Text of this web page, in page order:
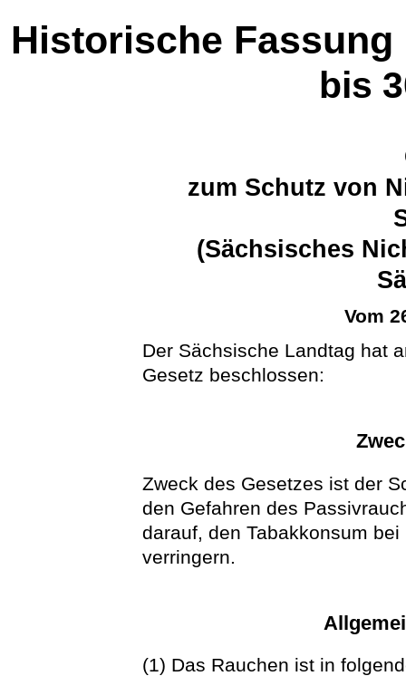
Historische Fassung
bis
zum Schutz von
(Sächsisches
Vom
Der Sächsische Landtag hat
Gesetz beschlossen:
Zweck des Gesetzes ist der
den Gefahren des
darauf, den Tabakkonsum
verringern.
(1) Das Rauchen ist in